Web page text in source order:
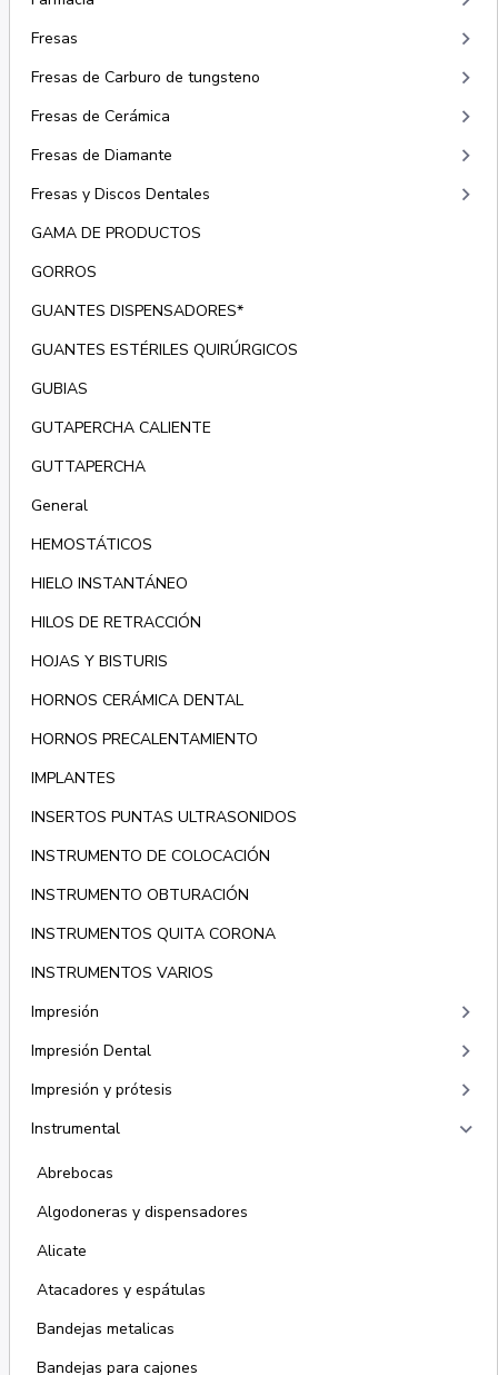
Fresas keyboard_arrow_right
Fresas de Carburo de tungsteno keyboard_arrow_right
Fresas de Cerámica keyboard_arrow_right
Fresas de Diamante keyboard_arrow_right
Fresas y Discos Dentales keyboard_arrow_right
GAMA DE PRODUCTOS
GORROS
GUANTES DISPENSADORES*
GUANTES ESTÉRILES QUIRÚRGICOS
GUBIAS
GUTAPERCHA CALIENTE
GUTTAPERCHA
General
HEMOSTÁTICOS
HIELO INSTANTÁNEO
HILOS DE RETRACCIÓN
HOJAS Y BISTURIS
HORNOS CERÁMICA DENTAL
HORNOS PRECALENTAMIENTO
IMPLANTES
INSERTOS PUNTAS ULTRASONIDOS
INSTRUMENTO DE COLOCACIÓN
INSTRUMENTO OBTURACIÓN
INSTRUMENTOS QUITA CORONA
INSTRUMENTOS VARIOS
Impresión
keyboard_arrow_right
Impresión Dental keyboard_arrow_right
Impresión y prótesis keyboard_arrow_right
Instrumental keyboard_arrow_right
Abrebocas
Algodoneras y dispensadores
Alicate
Atacadores y espátulas
Bandejas metalicas
Bandejas para cajones